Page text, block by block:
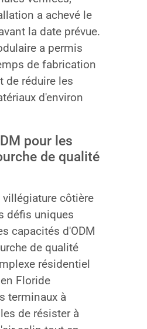
a achevé le
la date prévue.
a permis
de fabrication
de réduire les
d'environ
pour les
de qualité
côtière
défis uniques
capacités d'ODM
de qualité
résidentiel
Floride
terminaux à
de résister à